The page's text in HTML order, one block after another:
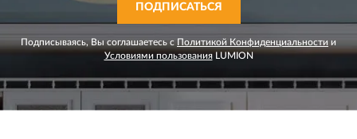
ПОДПИСАТЬСЯ
Подписываясь, Вы соглашаетесь сПолитикой Конфиденциальности и
Условиями пользованияLUMION